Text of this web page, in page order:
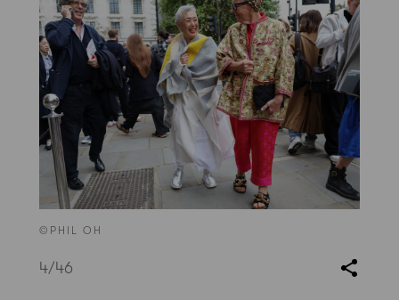
©PHIL OH
4/46